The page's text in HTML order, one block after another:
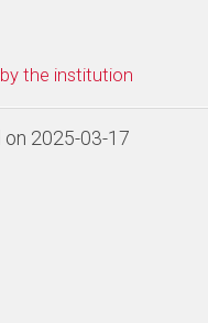
the institution
on 2025-03-17